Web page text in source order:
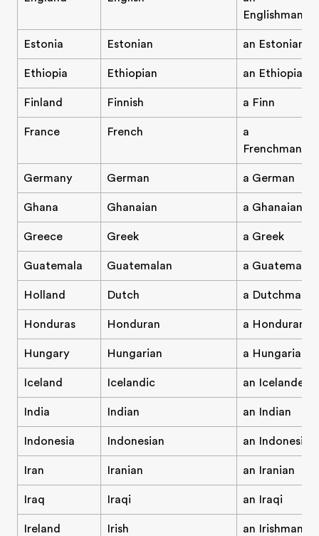
Englishman/
Estonia Estonian an Estonian
Ethiopia Ethiopian an Ethiopian
Finland Finnish a Finn
France French
a
Frenchman/
Germany German a German
Ghana Ghanaian a Ghanaian
Greece Greek a Greek
Guatemala Guatemalan a Guatemalan
Holland Dutch a Dutchman/
Honduras Honduran a Honduran
Hungary Hungarian a Hungarian
Iceland Icelandic an Icelander
India Indian an Indian
Indonesia Indonesian an Indonesian
Iran Iranian an Iranian
Iraq Iraqi an Iraqi
Ireland Irish an Irishman/